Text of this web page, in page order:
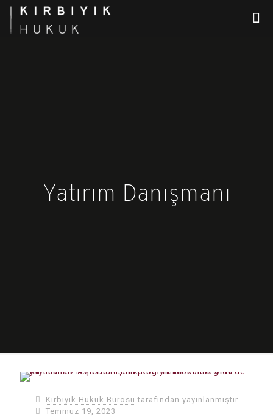
Yatırım Danışmanı
Kırbıyık Hukuk Bürosu tarafından yayınlanmıştır.
Temmuz 19, 2023